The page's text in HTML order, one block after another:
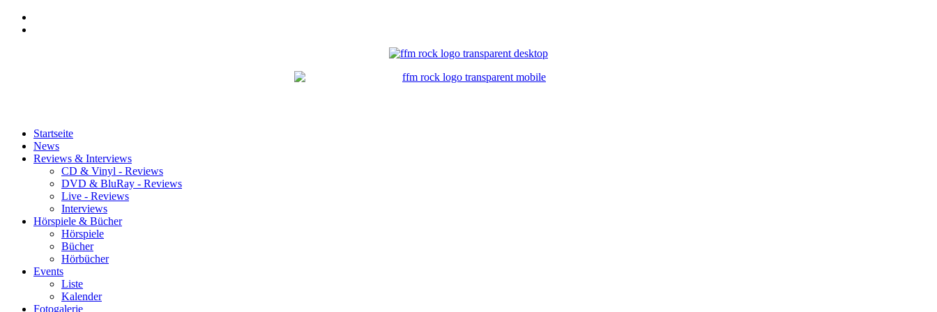
Startseite
News
Reviews & Interviews
CD & Vinyl - Reviews
DVD & BluRay - Reviews
Live - Reviews
Interviews
Hörspiele & Bücher
Hörspiele
Bücher
Hörbücher
Events
Liste
Kalender
Fotogalerie